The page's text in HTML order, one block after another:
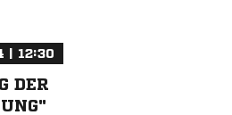
| 12:30
DER